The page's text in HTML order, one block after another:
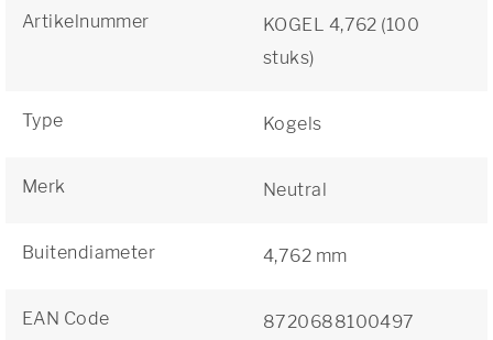
Artikelnummer
KOGEL 4,762 (100
stuks)
Type Kogels
Merk Neutral
Buitendiameter 4,762 mm
EAN Code 8720688100497